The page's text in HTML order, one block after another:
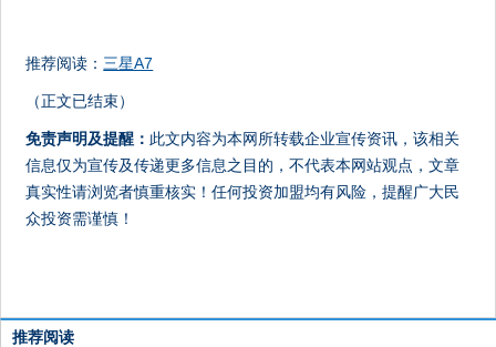
推荐阅读： 三星A7
（正文已结束）
免责声明及提醒： 此文内容为本网所转载企业宣传资讯，该相关
信息仅为宣传及传递更多信息之目的，不代表本网站观点，文章
真实性请浏览者慎重核实！任何投资加盟均有风险，提醒广大民
众投资需谨慎！
推荐阅读